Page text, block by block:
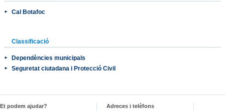
Cal Botafoc
Classificació
Dependències municipals
Seguretat ciutadana i Protecció Civil
Et podem ajudar?
Adreces i telèfons